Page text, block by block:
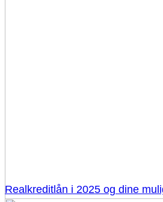
Realkreditlån i 2025 og dine